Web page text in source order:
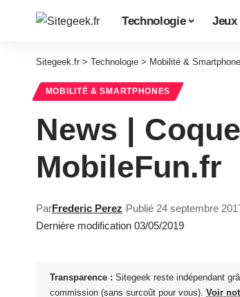
Technologie Jeux
Sitegeek.fr > Technologie > Mobilité &
MOBILITÉ & SMARTPHONES
News |
MobileFun.fr
Dernière modification 03/05/2019
ParFrederic Perez Publié 24 septembre
Transparence : Sitegeek reste indépendant
commission (sans surcoût pour vous). Voir